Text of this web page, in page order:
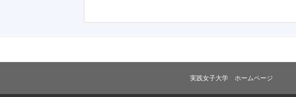
実践女子大学 ホームページ